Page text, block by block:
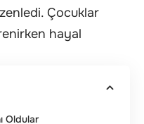
Çocuklar
hayal
Oldular